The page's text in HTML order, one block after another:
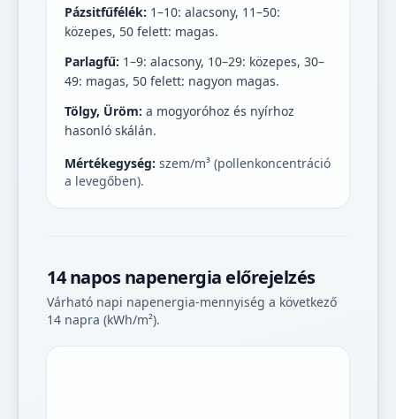
Pázsitfűfélék: 1–10: alacsony, 11–50:
közepes, 50 felett: magas.
Parlagfű: 1–9: alacsony, 10–29: közepes, 30–
49: magas, 50 felett: nagyon magas.
Tölgy, Üröm: a mogyoróhoz és nyírhoz
hasonló skálán.
Mértékegység: szem/m³ (pollenkoncentráció
a levegőben).
14 napos napenergia előrejelzés
Várható napi napenergia-mennyiség a következő
14 napra (kWh/m²).